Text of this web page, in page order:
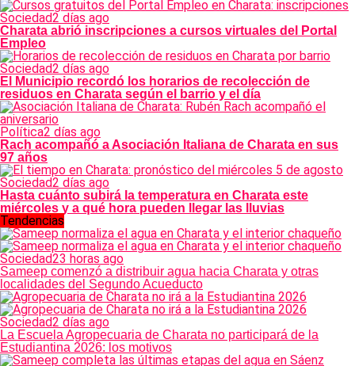
Sociedad2 días ago
Charata abrió inscripciones a cursos virtuales del Portal
Empleo
Sociedad2 días ago
El Municipio recordó los horarios de recolección de
residuos en Charata según el barrio y el día
Política2 días ago
Rach acompañó a Asociación Italiana de Charata en sus
97 años
Sociedad2 días ago
Hasta cuánto subirá la temperatura en Charata este
miércoles y a qué hora pueden llegar las lluvias
Tendencias
Sociedad23 horas ago
Sameep comenzó a distribuir agua hacia Charata y otras
localidades del Segundo Acueducto
Sociedad2 días ago
La Escuela Agropecuaria de Charata no participará de la
Estudiantina 2026: los motivos